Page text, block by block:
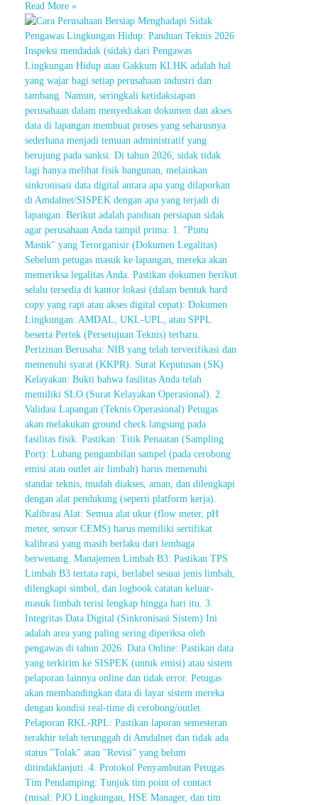
Read More »